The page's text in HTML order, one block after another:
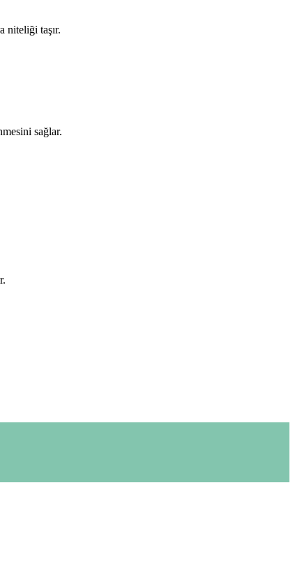
niteliği taşır.
sağlar.